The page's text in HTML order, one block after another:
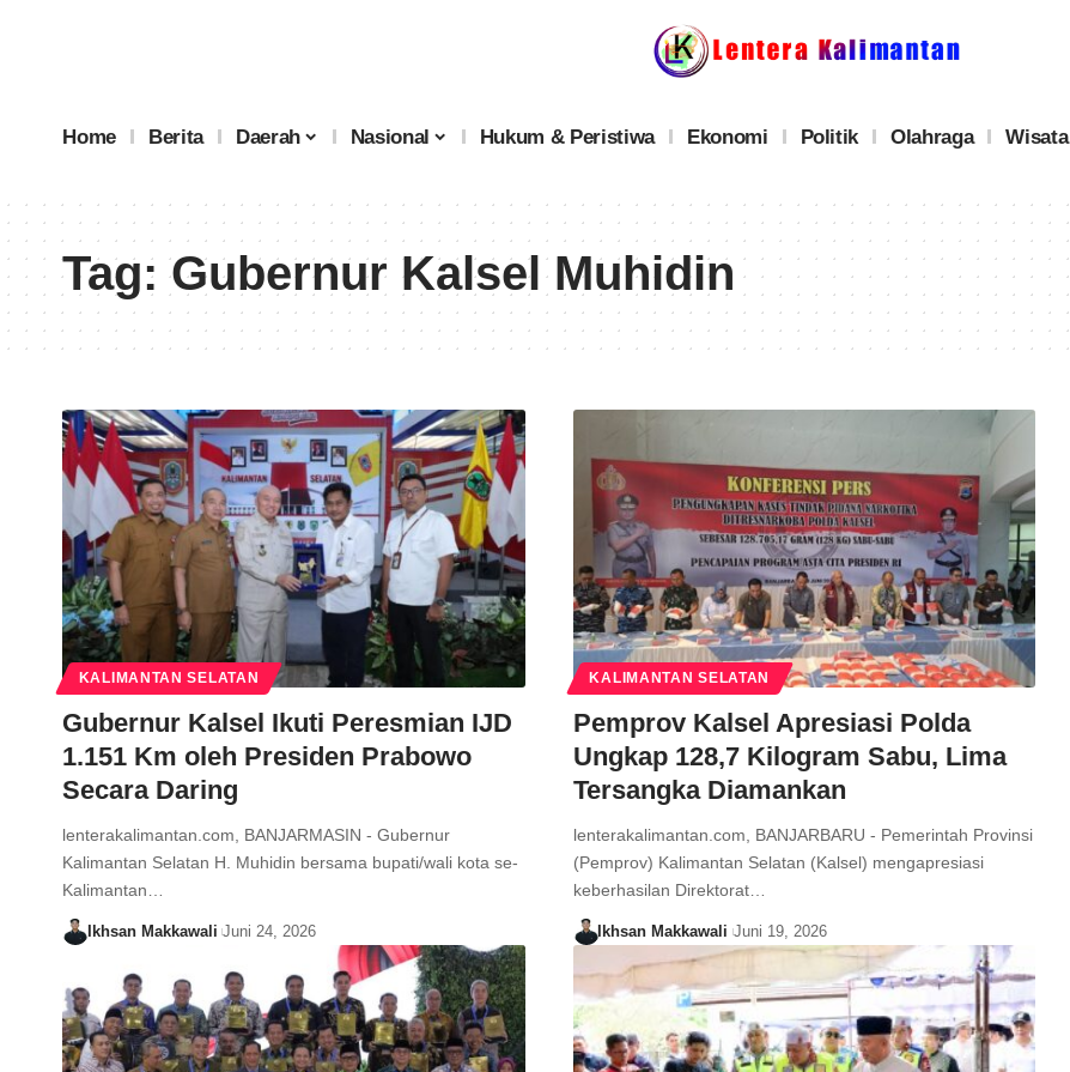
Home Berita Daerah Nasional Hukum & Peristiwa Ekonomi Politik Olahraga Wisata
Tag:Gubernur Kalsel Muhidin
KALIMANTAN SELATAN
Gubernur Kalsel Ikuti Peresmian IJD
1.151 Km oleh Presiden Prabowo
Secara Daring
lenterakalimantan.com, BANJARMASIN - Gubernur
Kalimantan Selatan H. Muhidin bersama bupati/wali kota se-
Kalimantan…
Ikhsan Makkawali Juni 24, 2026
KALIMANTAN SELATAN
Pemprov Kalsel Apresiasi Polda
Ungkap 128,7 Kilogram Sabu, Lima
Tersangka Diamankan
lenterakalimantan.com, BANJARBARU - Pemerintah Provinsi
(Pemprov) Kalimantan Selatan (Kalsel) mengapresiasi
keberhasilan Direktorat…
Ikhsan Makkawali Juni 19, 2026